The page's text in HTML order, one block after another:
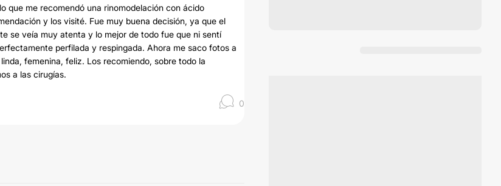
que me recomendó una rinomodelación con ácido
y los visité. Fue muy buena decisión, ya que el
se veía muy atenta y lo mejor de todo fue que ni sentí
perfilada y respingada. Ahora me saco fotos a
femenina, feliz. Los recomiendo, sobre todo la
a las cirugías.
0